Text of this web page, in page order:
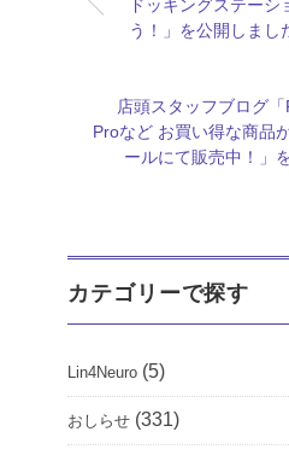
ドッキングステーシ
う！」を公開しまし
店頭スタッフブログ
Proなど お買い得な商品
ールにて販売中！」
カテゴリーで探す
Lin4Neuro (5)
おしらせ (331)